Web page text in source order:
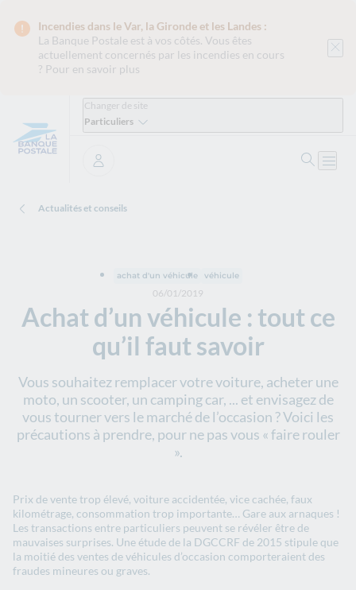
Incendies dans le Var, la Gironde et les Landes :
La Banque Postale est à vos côtés. Vous êtes
actuellement concernés par les incendies en cours
? Pour en savoir plus
Changer de site
Particuliers
Se connecter
Actualités et conseils
Achat d’un véhicule : tout ce
qu’il faut savoir
06/01/2019
achat d'un véhicule véhicule
Vous souhaitez remplacer votre voiture, acheter une
moto, un scooter, un camping car, ... et envisagez de
vous tourner vers le marché de l’occasion ? Voici les
précautions à prendre, pour ne pas vous « faire rouler
».
Prix de vente trop élevé, voiture accidentée, vice cachée, faux
kilométrage, consommation trop importante… Gare aux arnaques !
Les transactions entre particuliers peuvent se révéler être de
mauvaises surprises. Une étude de la DGCCRF de 2015 stipule que
la moitié des ventes de véhicules d’occasion comporteraient des
fraudes mineures ou graves.